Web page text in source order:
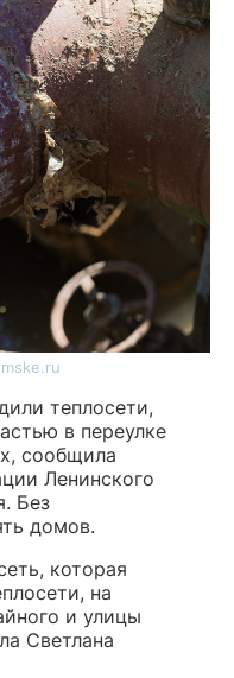
теплосети,
в переулке
сообщила
Ленинского
Без
домов.
которая
на
и улицы
Светлана